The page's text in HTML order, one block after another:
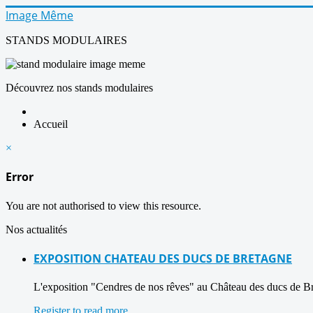
Image Même
STANDS MODULAIRES
Découvrez nos stands modulaires
Accueil
×
Error
You are not authorised to view this resource.
Nos actualités
EXPOSITION CHATEAU DES DUCS DE BRETAGNE
L'exposition "Cendres de nos rêves" au Château des ducs de
Register to read more